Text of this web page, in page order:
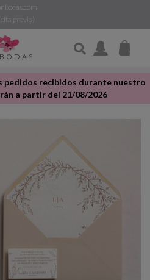
previa)
pedidos recibidos durante nuestro
a partir del 21/08/2026